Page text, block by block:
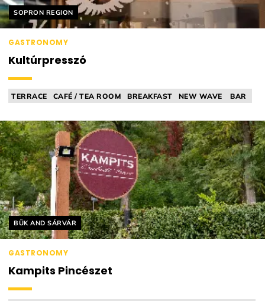
Helyszín címkék:
SOPRON REGION
GASTRONOMY
Kultúrpresszó
TERRACE CAFÉ / TEA ROOM BREAKFAST NEW WAVE BAR
Helyszín címkék:
BÜK AND SÁRVÁR
GASTRONOMY
Kampits Pincészet